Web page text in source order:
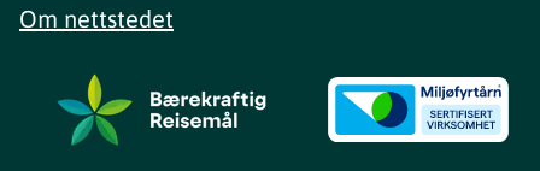
Om nettstedet